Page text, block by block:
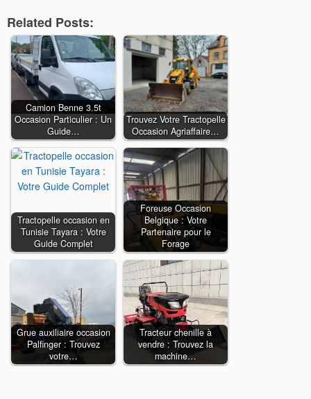
Related Posts:
Camion Benne 3.5t
Occasion Particulier : Un
Guide…
Trouvez Votre Tractopelle
Occasion Agriaffaire…
Tractopelle occasion en
Tunisie Tayara : Votre
Guide Complet
Foreuse Occasion
Belgique : Votre
Partenaire pour le
Forage
Grue auxiliaire occasion
Palfinger : Trouvez
votre…
Tracteur chenille à
vendre : Trouvez la
machine…